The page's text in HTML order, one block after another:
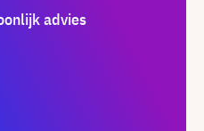
advies